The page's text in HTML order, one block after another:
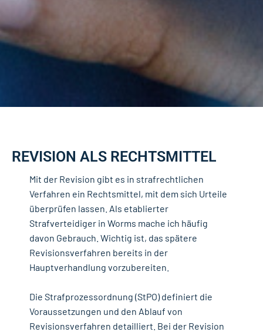
REVISION ALS RECHTSMITTEL
Mit der Revision gibt es in strafrechtlichen
Verfahren ein Rechtsmittel, mit dem sich Urteile
überprüfen lassen. Als etablierter
Strafverteidiger in Worms mache ich häufig
davon Gebrauch. Wichtig ist, das spätere
Revisionsverfahren bereits in der
Hauptverhandlung vorzubereiten.
Die Strafprozessordnung (StPO) definiert die
Voraussetzungen und den Ablauf von
Revisionsverfahren detailliert. Bei der Revision